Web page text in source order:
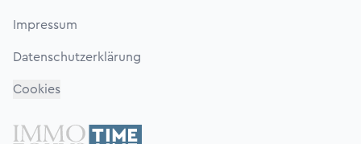
Impressum
Datenschutzerklärung
Cookies